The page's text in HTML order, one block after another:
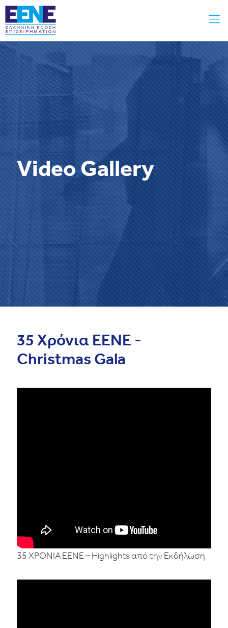
Video Gallery
35 Χρόνια ΕΕΝΕ -
Christmas Gala
35 ΧΡΟΝΙΑ ΕΕΝΕ – Highlights από την Εκδήλωση